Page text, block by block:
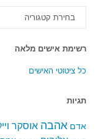
הקטגוריות
רשימת אישים מלאה
כל ציטוטי האישים
תגיות
אדם אהבה אוסקר